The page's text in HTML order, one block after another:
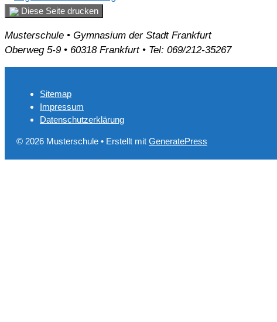
Diese Seite drucken
Musterschule • Gymnasium der Stadt Frankfurt
Oberweg 5-9 • 60318 Frankfurt • Tel: 069/212-35267
Sitemap
Impressum
Datenschutzerklärung
© 2026 Musterschule • Erstellt mit GeneratePress